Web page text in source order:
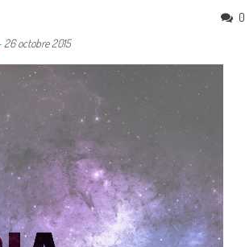
26 octobre 2015
0